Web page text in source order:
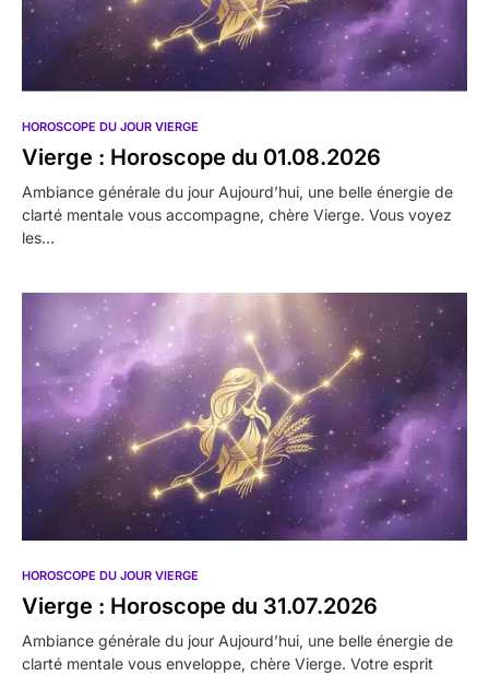
HOROSCOPE DU JOUR VIERGE
Vierge : Horoscope du 01.08.2026
Ambiance générale du jour Aujourd’hui, une belle énergie de
clarté mentale vous accompagne, chère Vierge. Vous voyez
les…
HOROSCOPE DU JOUR VIERGE
Vierge : Horoscope du 31.07.2026
Ambiance générale du jour Aujourd’hui, une belle énergie de
clarté mentale vous enveloppe, chère Vierge. Votre esprit